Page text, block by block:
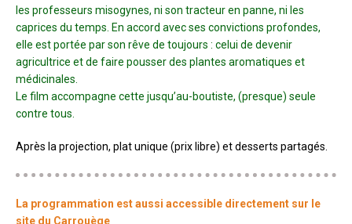
les professeurs misogynes, ni son tracteur en panne, ni les
caprices du temps. En accord avec ses convictions profondes,
elle est portée par son rêve de toujours : celui de devenir
agricultrice et de faire pousser des plantes aromatiques et
médicinales.
Le film accompagne cette jusqu’au-boutiste, (presque) seule
contre tous.
Après la projection, plat unique (prix libre) et desserts partagés.
La programmation est aussi accessible directement sur le
site du Carrouège